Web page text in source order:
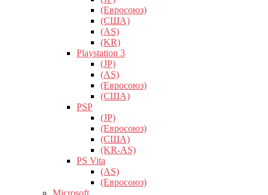
(Евросоюз)
(США)
(AS)
(KR)
Playstation 3
(JP)
(AS)
(Евросоюз)
(США)
PSP
(JP)
(Евросоюз)
(США)
(KR-AS)
PS Vita
(AS)
(Евросоюз)